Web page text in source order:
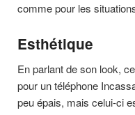
comme pour les
Esthétique
En parlant de son look,
pour un téléphone
peu épais, mais celui-ci